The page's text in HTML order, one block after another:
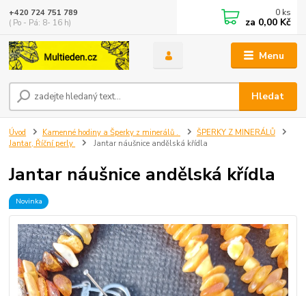
Menu
Hledat
+420 724 751 789
( Po - Pá: 8- 16 h)
0 ks
za 0,00 Kč
Úvod Kamenné hodiny a Šperky z minerálů .
ŠPERKY Z MINERÁLŮ
Jantar, Říční perly
Jantar náušnice andělská křídla
Jantar náušnice andělská křídla
Novinka